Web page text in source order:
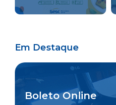
Em Destaque
Boleto Online